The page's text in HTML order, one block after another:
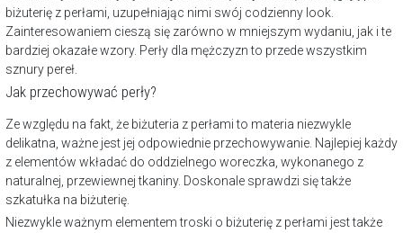
biżuterię z perłami, uzupełniając nimi swój codzienny look.
Zainteresowaniem cieszą się zarówno w mniejszym wydaniu, jak i te
bardziej okazałe wzory. Perły dla mężczyzn to przede wszystkim
sznury pereł.
Jak przechowywać perły?
Ze względu na fakt, że biżuteria z perłami to materia niezwykle
delikatna, ważne jest jej odpowiednie przechowywanie. Najlepiej każdy
z elementów wkładać do oddzielnego woreczka, wykonanego z
naturalnej, przewiewnej tkaniny. Doskonale sprawdzi się także
szkatułka na biżuterię.
Niezwykle ważnym elementem troski o biżuterię z perłami jest także